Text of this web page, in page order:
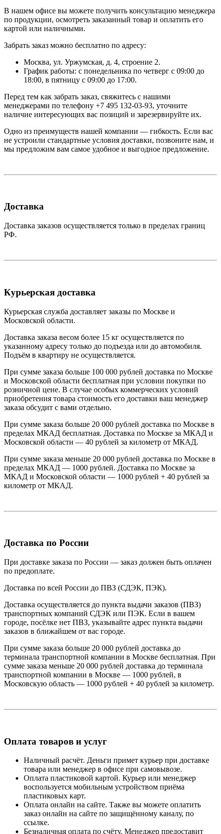
В нашем офисе вы можете получить консультацию менеджера
по продукции, осмотреть заказанный товар и оплатить его
картой или наличными.
Забрать заказ можно бесплатно по адресу:
Москва, ул. Уржумская, д. 4, строение 2.
График работы: с понедельника по четверг с 09:00 до
18:00, в пятницу с 09:00 до 17:00.
Перед тем как забрать заказ, свяжитесь с нашими
менеджерами по телефону +7 495 132-03-93, уточните
наличие интересующих вас позиций и зарезервируйте их.
Одно из преимуществ нашей компании — гибкость. Если вас
не устроили стандартные условия доставки, позвоните нам, и
мы предложим вам самое удобное и выгодное предложение.
Доставка
Доставка заказов осуществляется только в пределах границ
РФ.
Курьерская доставка
Курьерская служба доставляет заказы по Москве и
Московской области.
Доставка заказа весом более 15 кг осуществляется по
указанному адресу только до подъезда или до автомобиля.
Подъём в квартиру не осуществляется.
При сумме заказа больше 100 000 рублей доставка по Москве
и Московской области бесплатная при условии покупки по
розничной цене. В случае особых коммерческих условий
приобретения товара стоимость его доставки ваш менеджер
заказа обсудит с вами отдельно.
При сумме заказа больше 20 000 рублей доставка по Москве в
пределах МКАД бесплатная. Доставка по Москве за МКАД и
Московской области — 40 рублей за километр от МКАД.
При сумме заказа меньше 20 000 рублей доставка по Москве в
пределах МКАД — 1000 рублей. Доставка по Москве за
МКАД и Московской области — 1000 рублей + 40 рублей за
километр от МКАД.
Доставка по России
При доставке заказа по России — заказ должен быть оплачен
по предоплате.
Доставка по всей России до ПВЗ (СДЭК, ПЭК).
Доставка осуществляется до пункта выдачи заказов (ПВЗ)
транспортных компаний СДЭК или ПЭК. Если в вашем
городе, посёлке нет ПВЗ, указывайте адрес пункта выдачи
заказов в ближайшем от вас городе.
При сумме заказа больше 20 000 рублей доставка до
терминала транспортной компании в Москве бесплатная. При
сумме заказа меньше 20 000 рублей доставка до терминала
транспортной компании в Москве — 1000 рублей, в
Московскую область — 1000 рублей + 40 рублей за километр.
Оплата товаров и услуг
Наличный расчёт. Деньги примет курьер при доставке
товара или менеджер в офисе при самовывозе.
Оплата пластиковой картой. Курьер или менеджер
воспользуется мобильным устройством приёма
пластиковых карт.
Оплата онлайн на сайте. Также вы можете оплатить
заказ онлайн на сайте по защищённому каналу, по
ссылке.
Безналичная оплата по счёту. Менеджер предоставит